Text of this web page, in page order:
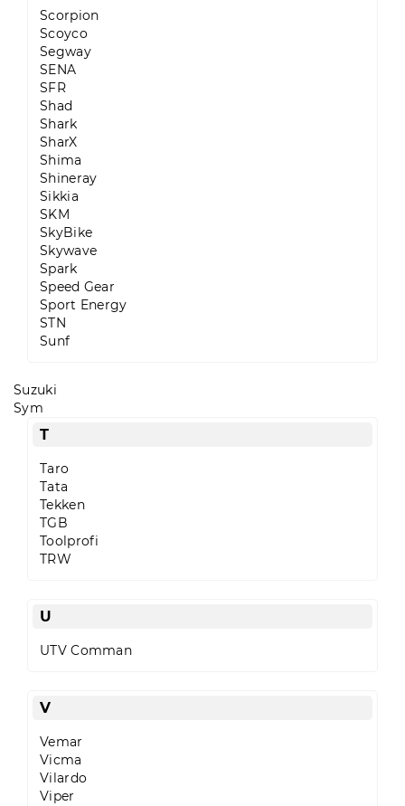
Scorpion
Scoyco
Segway
SENA
SFR
Shad
Shark
SharX
Shima
Shineray
Sikkia
SKM
SkyBike
Skywave
Spark
Speed Gear
Sport Energy
STN
Sunf
Suzuki
Sym
T
Taro
Tata
Tekken
TGB
Toolprofi
TRW
U
UTV Comman
V
Vemar
Vicma
Vilardo
Viper